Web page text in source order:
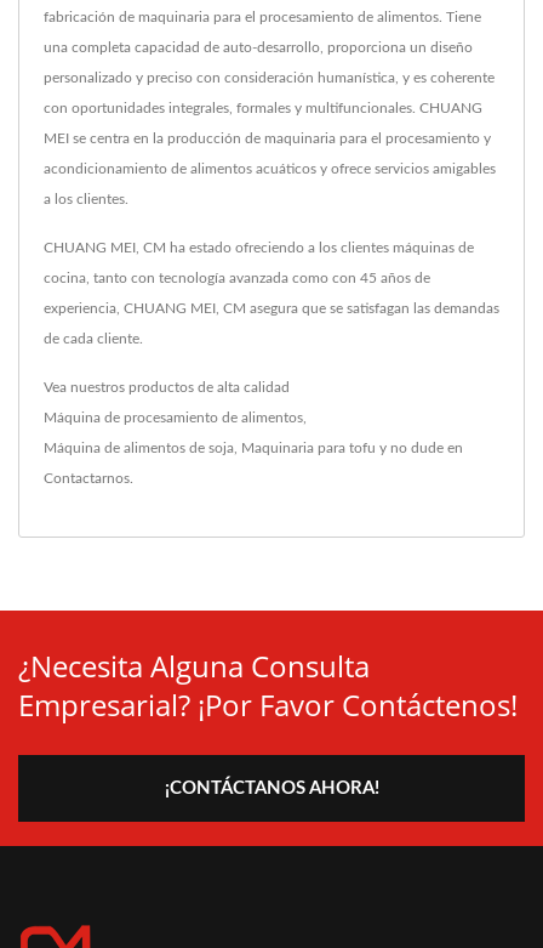
fabricación de maquinaria para el procesamiento de alimentos. Tiene
una completa capacidad de auto-desarrollo, proporciona un diseño
personalizado y preciso con consideración humanística, y es coherente
con oportunidades integrales, formales y multifuncionales. CHUANG
MEI se centra en la producción de maquinaria para el procesamiento y
acondicionamiento de alimentos acuáticos y ofrece servicios amigables
a los clientes.
CHUANG MEI, CM ha estado ofreciendo a los clientes máquinas de
cocina, tanto con tecnología avanzada como con 45 años de
experiencia, CHUANG MEI, CM asegura que se satisfagan las demandas
de cada cliente.
Vea nuestros productos de alta calidad
Máquina de procesamiento de alimentos
Máquina de alimentos de soja Maquinaria para tofu y no dude en
Contactarnos
¿Necesita Alguna Consulta
Empresarial? ¡Por Favor Contáctenos!
¡CONTÁCTANOS AHORA!